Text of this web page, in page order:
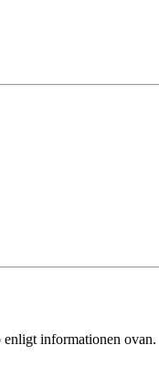
enligt informationen ovan.